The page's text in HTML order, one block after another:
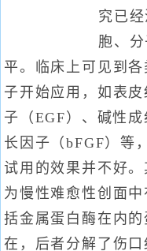
究已
胞、
平。临床上可见到各
子开始应用，如表皮
子（EGF）、碱性
长因子（bFGF）等
试用的效果并不好。
为慢性难愈性创面
括金属蛋白酶在内
在，后者分解了伤口